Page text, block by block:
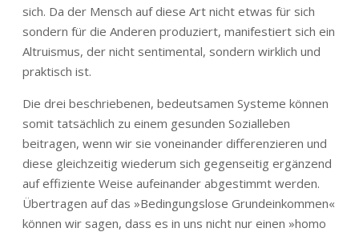
sich. Da der Mensch auf diese Art nicht etwas für sich
sondern für die Anderen produziert, manifestiert sich ein
Altruismus, der nicht sentimental, sondern wirklich und
praktisch ist.
Die drei beschriebenen, bedeutsamen Systeme können
somit tatsächlich zu einem gesunden Sozialleben
beitragen, wenn wir sie voneinander differenzieren und
diese gleichzeitig wiederum sich gegenseitig ergänzend
auf effiziente Weise aufeinander abgestimmt werden.
Übertragen auf das »Bedingungslose Grundeinkommen«
können wir sagen, dass es in uns nicht nur einen »homo